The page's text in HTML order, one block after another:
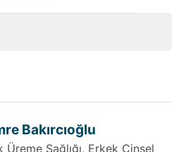
Bakırcıoğlu
Sağlığı, Erkek Cinsel